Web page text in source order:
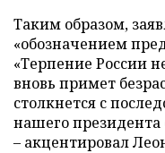
Таким образом,
«обозначением
«Терпение России
вновь примет
столкнется с
нашего президента
– акцентировал